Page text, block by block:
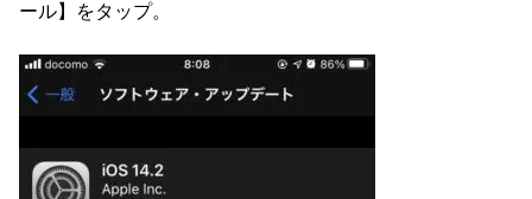
ール】をタップ。